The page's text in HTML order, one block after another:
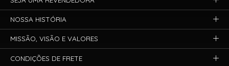
NOSSA HISTÓRIA
MISSÃO, VISÃO E VALORES
CONDIÇÕES DE FRETE